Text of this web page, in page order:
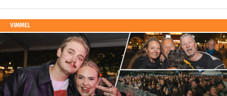
VIMMEL